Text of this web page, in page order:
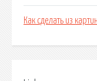
Как сделать из